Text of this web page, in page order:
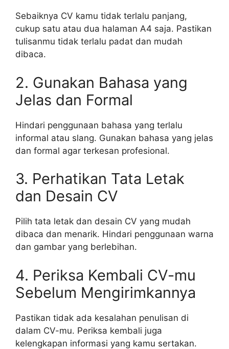
Sebaiknya CV kamu tidak terlalu panjang,
cukup satu atau dua halaman A4 saja. Pastikan
tulisanmu tidak terlalu padat dan mudah
dibaca.
2. Gunakan Bahasa yang
Jelas dan Formal
Hindari penggunaan bahasa yang terlalu
informal atau slang. Gunakan bahasa yang jelas
dan formal agar terkesan profesional.
3. Perhatikan Tata Letak
dan Desain CV
Pilih tata letak dan desain CV yang mudah
dibaca dan menarik. Hindari penggunaan warna
dan gambar yang berlebihan.
4. Periksa Kembali CV-mu
Sebelum Mengirimkannya
Pastikan tidak ada kesalahan penulisan di
dalam CV-mu. Periksa kembali juga
kelengkapan informasi yang kamu sertakan.